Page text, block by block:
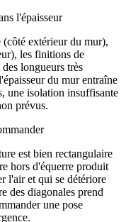
l'épaisseur
(côté extérieur du mur),
les finitions de
longueurs très
du mur entraîne
une isolation insuffisante
prévus.
est bien rectangulaire
hors d'équerre produit
l'air et qui se détériore
des diagonales prend
une pose